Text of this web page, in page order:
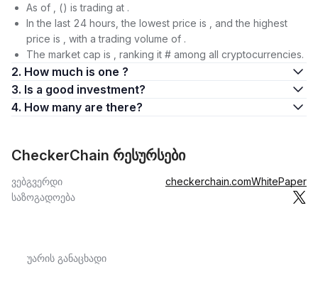
As of , () is trading at .
In the last 24 hours, the lowest price is , and the highest
price is , with a trading volume of .
The market cap is , ranking it # among all cryptocurrencies.
2. How much is one ?
3. Is a good investment?
4. How many are there?
CheckerChain რესურსები
ვებგვერდი checkerchain.comWhitePaper
საზოგადოება
უარის განაცხადი